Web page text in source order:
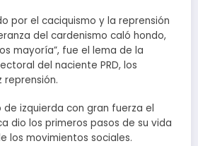
por el caciquismo y la reprensión
del cardenismo caló hondo,
mayoría”, fue el lema de la
del naciente PRD, los
izquierda con gran fuerza el
dio los primeros pasos de su vida
los movimientos sociales.